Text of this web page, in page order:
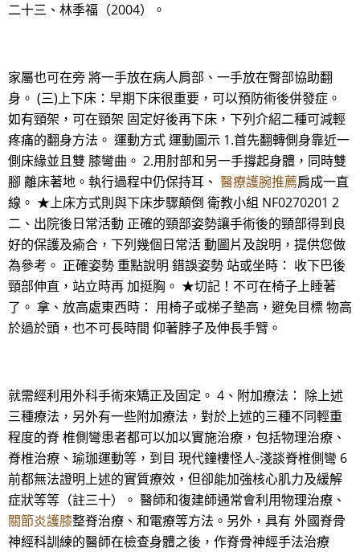
二十三、林季福（2004）。
家屬也可在旁 將一手放在病人肩部、一手放在臀部協助翻
身。 (三)上下床：早期下床很重要，可以預防術後併發症。
如有頸架，可在頸架 固定好後再下床，下列介紹二種可減輕
疼痛的翻身方法。 運動方式 運動圖示 1.首先翻轉側身靠近一
側床緣並且雙 膝彎曲。 2.用肘部和另一手撐起身體，同時雙
腳 離床著地。執行過程中仍保持耳、 醫療護腕推薦肩成一直
線。 ★上床方式則與下床步驟顛倒 衛教小組 NF0270201 2
二、出院後日常活動 正確的頸部姿勢讓手術後的頸部得到良
好的保護及瘉合，下列幾個日常活 動圖片及說明，提供您做
為參考。 正確姿勢 重點說明 錯誤姿勢 站或坐時： 收下巴後
頸部伸直，站立時再 加挺胸。 ★切記！不可在椅子上睡著
了。 拿、放高處東西時： 用椅子或梯子墊高，避免目標 物高
於過於頭，也不可長時間 仰著脖子及伸長手臂。
就需經利用外科手術來矯正及固定。 4、附加療法： 除上述
三種療法，另外有一些附加療法，對於上述的三種不同輕重
程度的脊 椎側彎患者都可以加以實施治療，包括物理治療、
脊椎治療、瑜珈運動等，到目 現代鐘樓怪人-淺談脊椎側彎 6
前都無法證明上述的實質療效，但卻能加強核心肌力及緩解
症狀等等（註三十）。 醫師和復建師通常會利用物理治療、
關節炎護膝整脊治療、和電療等方法。另外，具有 外國脊骨
神經科訓練的醫師在檢查身體之後，作脊骨神經手法治療